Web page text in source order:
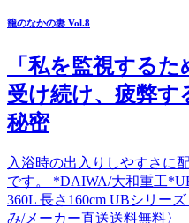
籠のなかの妻 Vol.8
「私を監視する
受け続け、疲弊す
秘密
入浴時の出入りしやすさに
です。 *DAIWA/大和重工
360L 長さ160cm UBシリー
み/メーカー直送送料無料〉